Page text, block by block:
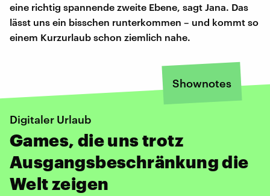
eine richtig spannende zweite Ebene, sagt Jana. Das
lässt uns ein bisschen runterkommen – und kommt so
einem Kurzurlaub schon ziemlich nahe.
Shownotes
Digitaler Urlaub
Games, die uns trotz
Ausgangsbeschränkung die
Welt zeigen